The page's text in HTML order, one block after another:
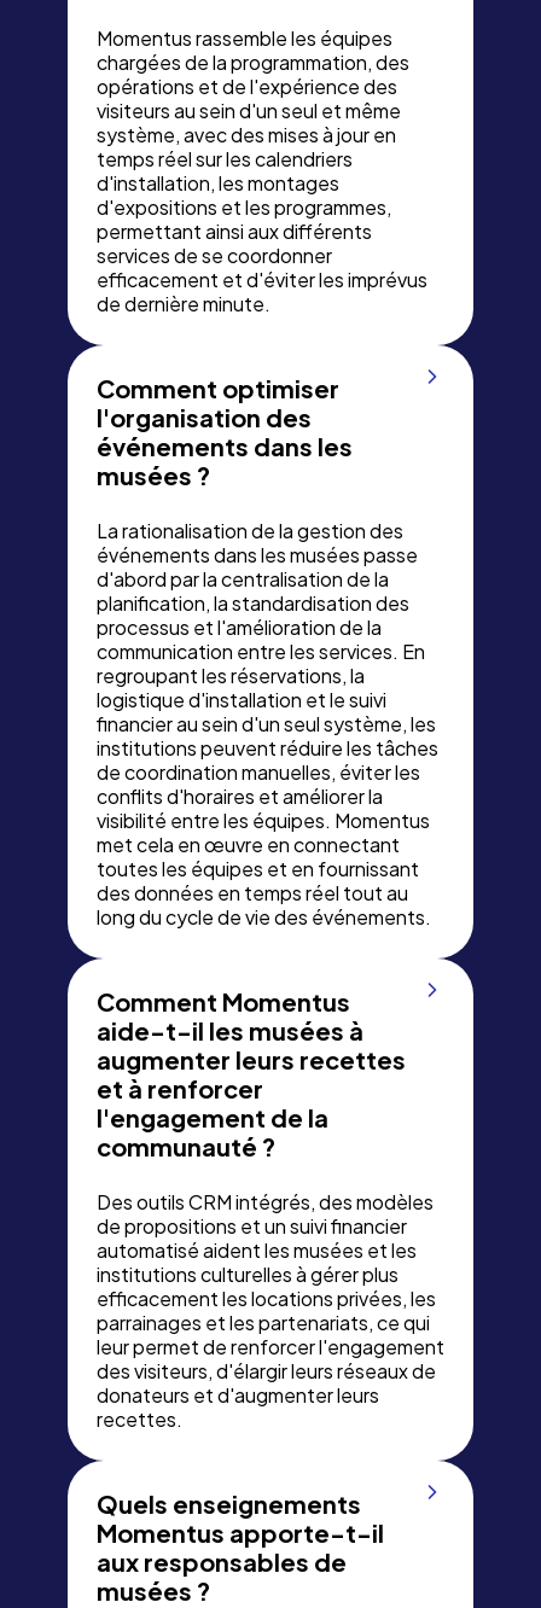
Momentus rassemble les équipes
chargées de la programmation, des
opérations et de l'expérience des
visiteurs au sein d'un seul et même
système, avec des mises à jour en
temps réel sur les calendriers
d'installation, les montages
d'expositions et les programmes,
permettant ainsi aux différents
services de se coordonner
efficacement et d'éviter les imprévus
de dernière minute.
Comment optimiser
l'organisation des
événements dans les
musées ?
La rationalisation de la gestion des
événements dans les musées passe
d'abord par la centralisation de la
planification, la standardisation des
processus et l'amélioration de la
communication entre les services. En
regroupant les réservations, la
logistique d'installation et le suivi
financier au sein d'un seul système, les
institutions peuvent réduire les tâches
de coordination manuelles, éviter les
conflits d'horaires et améliorer la
visibilité entre les équipes. Momentus
met cela en œuvre en connectant
toutes les équipes et en fournissant
des données en temps réel tout au
long du cycle de vie des événements.
Comment Momentus
aide-t-il les musées à
augmenter leurs recettes
et à renforcer
l'engagement de la
communauté ?
Des outils CRM intégrés, des modèles
de propositions et un suivi financier
automatisé aident les musées et les
institutions culturelles à gérer plus
efficacement les locations privées, les
parrainages et les partenariats, ce qui
leur permet de renforcer l'engagement
des visiteurs, d'élargir leurs réseaux de
donateurs et d'augmenter leurs
recettes.
Quels enseignements
Momentus apporte-t-il
aux responsables de
musées ?